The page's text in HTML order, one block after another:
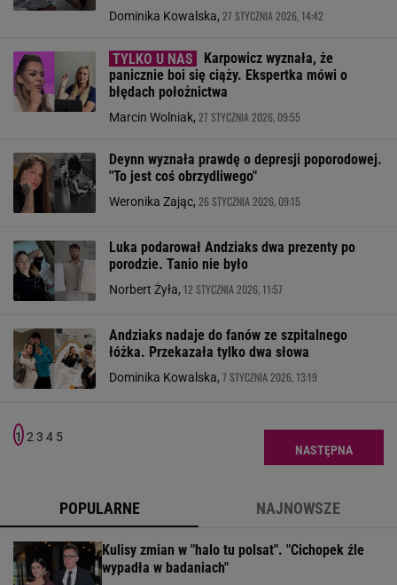
Dominika Kowalska, 27 STYCZNIA 2026, 14:42
Karpowicz wyznała, że
panicznie boi się ciąży. Ekspertka mówi o
błędach położnictwa
Marcin Wolniak, 27 STYCZNIA 2026, 09:55
Deynn wyznała prawdę o depresji poporodowej.
"To jest coś obrzydliwego"
Weronika Zając, 26 STYCZNIA 2026, 09:15
Luka podarował Andziaks dwa prezenty po
porodzie. Tanio nie było
Norbert Żyła, 12 STYCZNIA 2026, 11:57
Andziaks nadaje do fanów ze szpitalnego
łóżka. Przekazała tylko dwa słowa
Dominika Kowalska, 7 STYCZNIA 2026, 13:19
1 2 3 4 5
NASTĘPNA
POPULARNE NAJNOWSZE
Kulisy zmian w "halo tu polsat". "Cichopek źle
wypadła w badaniach"